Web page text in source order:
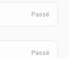
Passé
Passé